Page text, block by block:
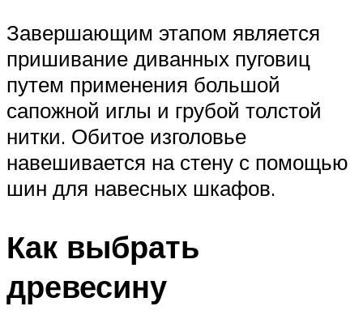
Завершающим этапом является
пришивание диванных пуговиц
путем применения большой
сапожной иглы и грубой толстой
нитки. Обитое изголовье
навешивается на стену с помощью
шин для навесных шкафов.
Как выбрать
древесину